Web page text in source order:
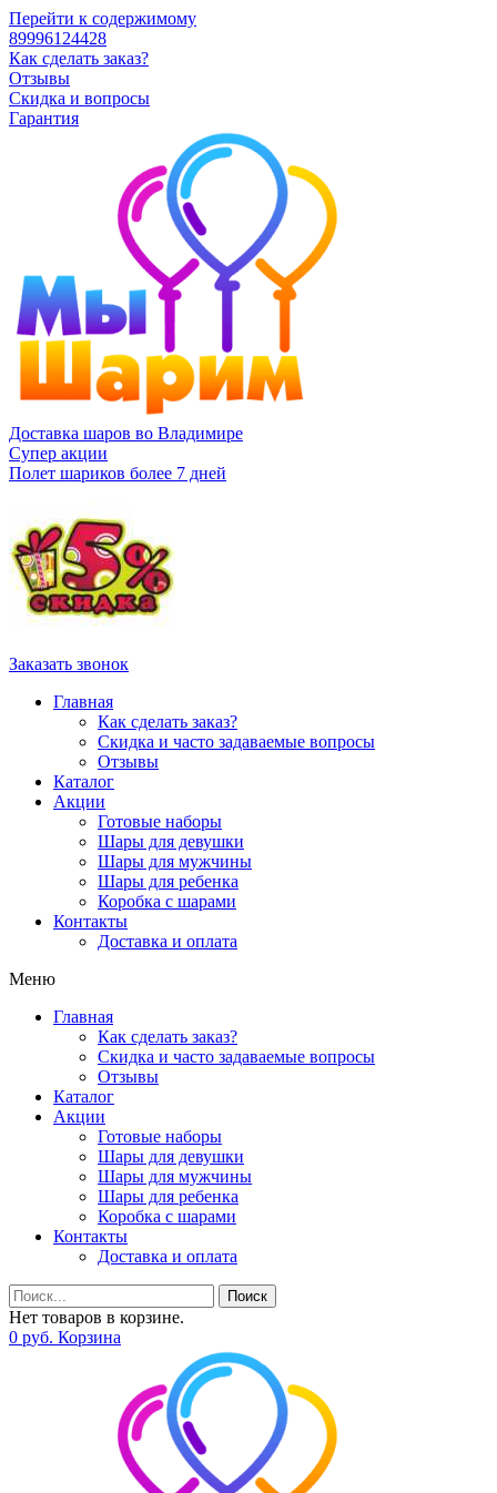
Перейти к содержимому
89996124428
Как сделать заказ?
Отзывы
Скидка и вопросы
Гарантия
Доставка шаров во Владимире
Супер акции
Полет шариков более 7 дней
Заказать звонок
Главная
Как сделать заказ?
Скидка и часто задаваемые вопросы
Отзывы
Каталог
Акции
Готовые наборы
Шары для девушки
Шары для мужчины
Шары для ребенка
Коробка с шарами
Контакты
Доставка и оплата
Меню
Главная
Как сделать заказ?
Скидка и часто задаваемые вопросы
Отзывы
Каталог
Акции
Готовые наборы
Шары для девушки
Шары для мужчины
Шары для ребенка
Коробка с шарами
Контакты
Доставка и оплата
Поиск
Нет товаров в корзине.
0 руб. Корзина